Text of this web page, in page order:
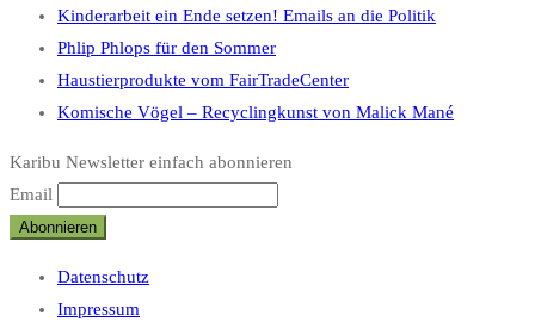
Kinderarbeit ein Ende setzen! Emails an die Politik
Phlip Phlops für den Sommer
Haustierprodukte vom FairTradeCenter
Komische Vögel – Recyclingkunst von Malick Mané
Karibu Newsletter einfach abonnieren
Email
Datenschutz
Impressum